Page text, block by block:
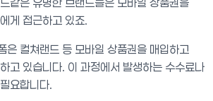
게 접근하고 있죠.
은 컬쳐랜드 등 모바일 상품권을 매입하고
고 있습니다. 이 과정에서 발생하는 수수료나
요합니다.